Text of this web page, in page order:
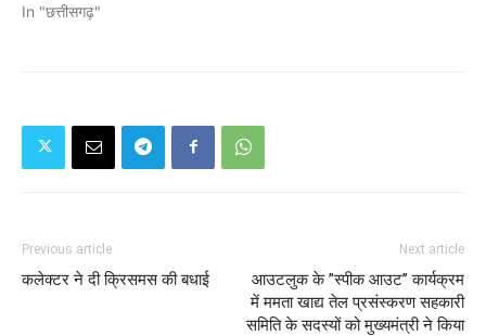
In "छत्तीसगढ़"
Previous article
कलेक्टर ने दी क्रिसमस की बधाई
Next article
आउटलुक के ’’स्पीक आउट’’ कार्यक्रम
में ममता खाद्य तेल प्रसंस्करण सहकारी
समिति के सदस्यों को मुख्यमंत्री ने किया